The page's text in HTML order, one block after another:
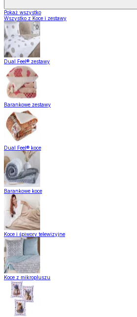
Pokaż wszystko
Wszystko z Koce i zestawy
Dual Feel® zestawy
Barankowe zestawy
Dual Feel® koce
Barankowe koce
Koce i śpiwory telewizyjne
Koce z mikropluszu